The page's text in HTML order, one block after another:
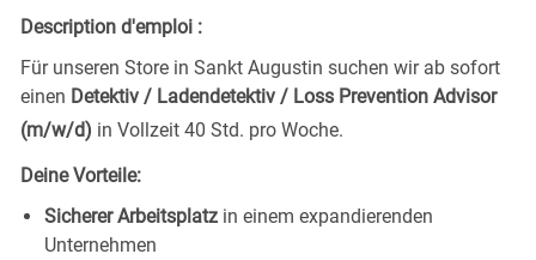
Description d'emploi :
Für unseren Store in Sankt Augustin suchen wir ab sofort
einen Detektiv / Ladendetektiv / Loss Prevention Advisor
(m/w/d) in Vollzeit 40 Std. pro Woche.
DeineVorteile:
Sicherer Arbeitsplatz in einem expandierenden
Unternehmen